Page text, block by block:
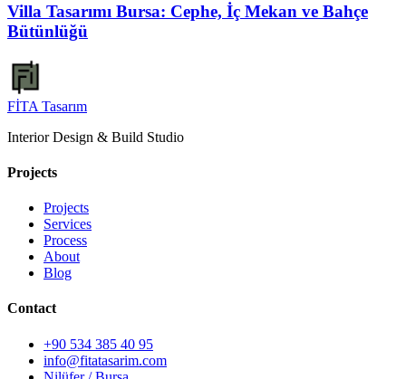
Villa Tasarımı Bursa: Cephe, İç Mekan ve Bahçe
Bütünlüğü
FİTA Tasarım
Interior Design & Build Studio
Projects
Projects
Services
Process
About
Blog
Contact
+90 534 385 40 95
info@fitatasarim.com